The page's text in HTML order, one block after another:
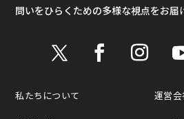
問いをひらくための多様な視点をお届
私たちについて 運営会